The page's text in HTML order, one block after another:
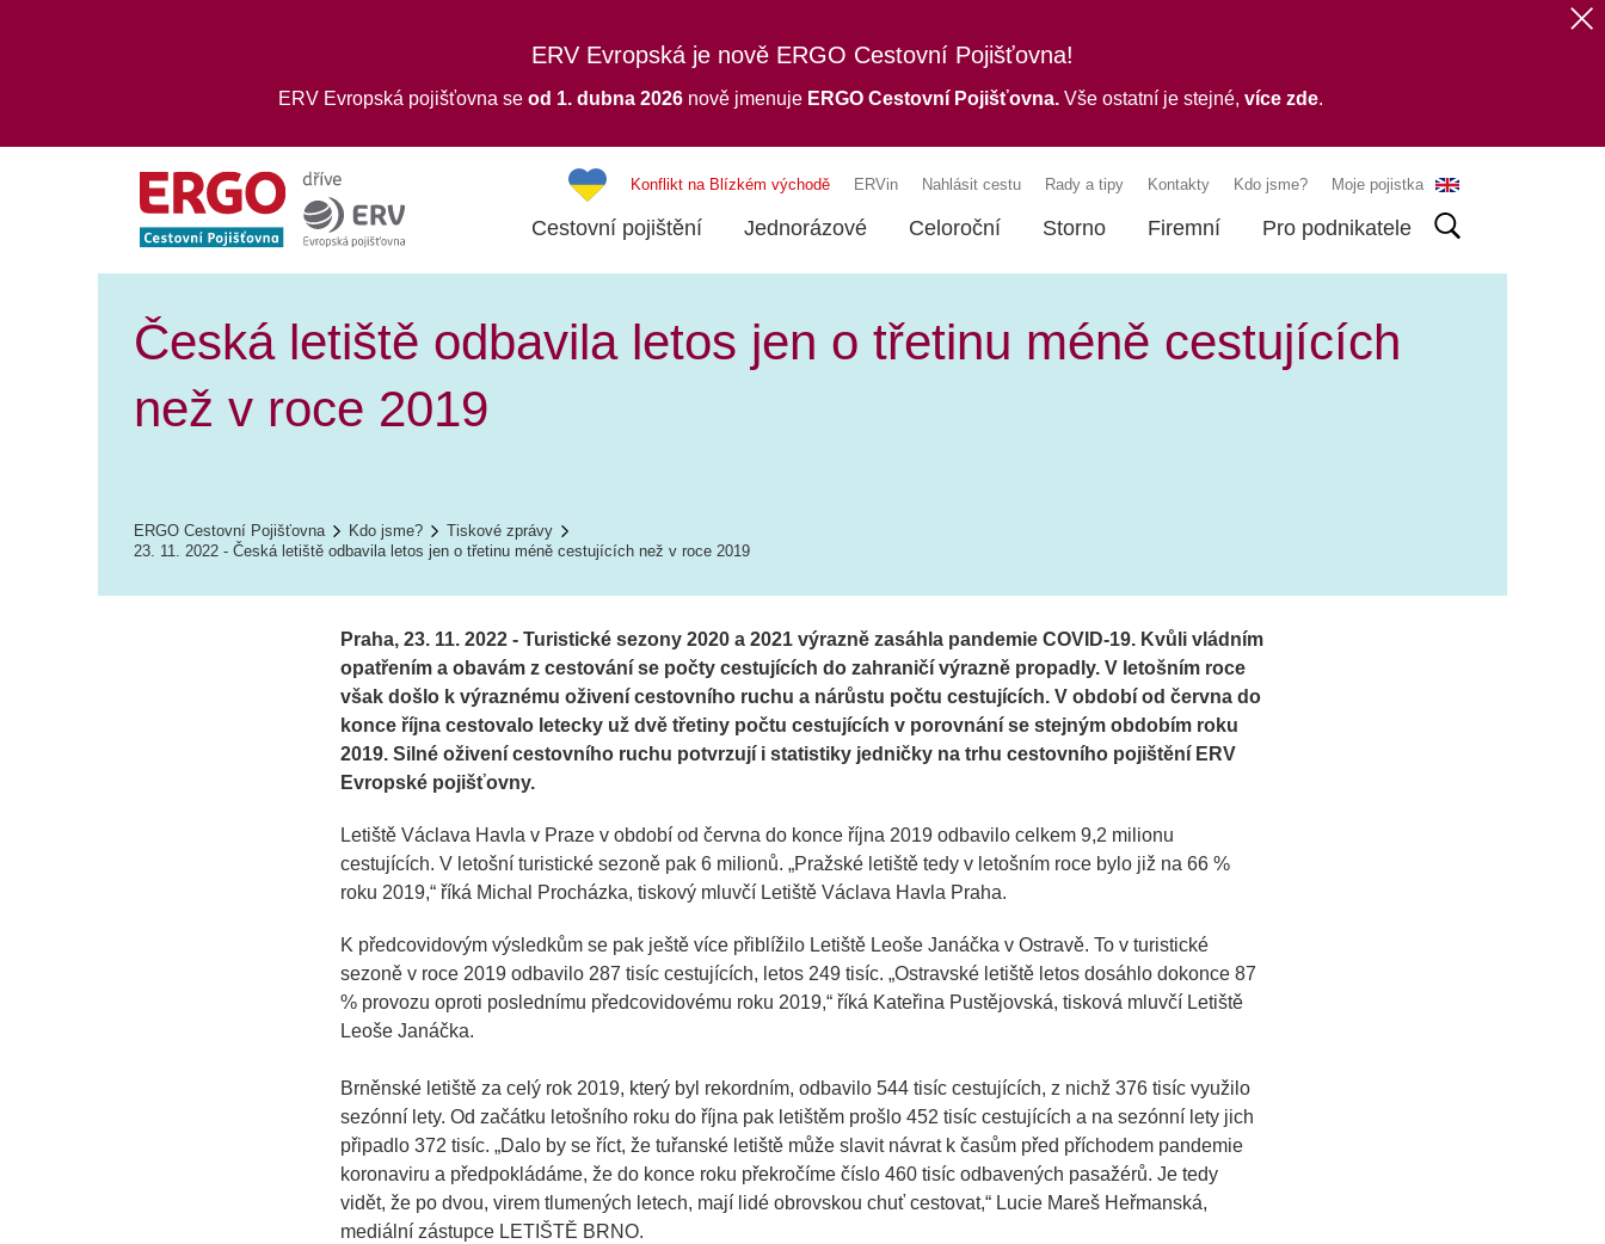
ERV Evropská je nově ERGO Cestovní Pojišťovna!
ERV Evropská pojišťovna se od 1. dubna 2026 nově jmenuje ERGO Cestovní Pojišťovna.Vše ostatní je stejné, více zde.
Konflikt na Blízkém východě ERVin Nahlásit cestu Rady a tipy Kontakty Kdo jsme? Moje pojistka
Cestovní pojištění Jednorázové Celoroční Storno Firemní Pro podnikatele
Česká letiště odbavila letos jen o třetinu méně cestujících
než v roce 2019
ERGO Cestovní Pojišťovna Kdo jsme?
Tiskové zprávy
23. 11. 2022 - Česká letiště odbavila letos jen o třetinu méně cestujících než v roce 2019
Praha, 23. 11. 2022 - Turistické sezony 2020 a 2021 výrazně zasáhla pandemie COVID-19. Kvůli vládním
opatřením a obavám z cestování se počty cestujících do zahraničí výrazně propadly. V letošním roce
však došlo k výraznému oživení cestovního ruchu a nárůstu počtu cestujících. V období od června do
konce října cestovalo letecky už dvě třetiny počtu cestujících v porovnání se stejným obdobím roku
2019. Silné oživení cestovního ruchu potvrzují i statistiky jedničky na trhu cestovního pojištění ERV
Evropské pojišťovny.
Letiště Václava Havla v Praze v období od června do konce října 2019 odbavilo celkem 9,2 milionu
cestujících. V letošní turistické sezoně pak 6 milionů. „Pražské letiště tedy v letošním roce bylo již na 66 %
roku 2019,“ říká Michal Procházka, tiskový mluvčí Letiště Václava Havla Praha.
K předcovidovým výsledkům se pak ještě více přiblížilo Letiště Leoše Janáčka v Ostravě. To v turistické
sezoně v roce 2019 odbavilo 287 tisíc cestujících, letos 249 tisíc. „Ostravské letiště letos dosáhlo dokonce 87
% provozu oproti poslednímu předcovidovému roku 2019,“ říká Kateřina Pustějovská, tisková mluvčí Letiště
Leoše Janáčka.
Brněnské letiště za celý rok 2019, který byl rekordním, odbavilo 544 tisíc cestujících, z nichž 376 tisíc využilo
sezónní lety. Od začátku letošního roku do října pak letištěm prošlo 452 tisíc cestujících a na sezónní lety jich
připadlo 372 tisíc. „Dalo by se říct, že tuřanské letiště může slavit návrat k časům před příchodem pandemie
koronaviru a předpokládáme, že do konce roku překročíme číslo 460 tisíc odbavených pasažérů. Je tedy
vidět, že po dvou, virem tlumených letech, mají lidé obrovskou chuť cestovat,“ Lucie Mareš Heřmanská,
mediální zástupce LETIŠTĚ BRNO.